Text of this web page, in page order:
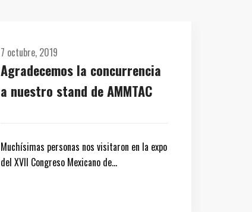
7 octubre, 2019
Agradecemos la concurrencia
a nuestro stand de AMMTAC
Muchísimas personas nos visitaron en la expo
del XVII Congreso Mexicano de…